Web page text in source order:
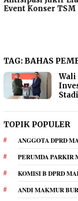
Event Konser TSM
TAG: BAHAS
TOPIK POPULER
ANGGOTA DPRD
PERUMDA PARKIR
KOMISI B DPRD
ANDI MAKMUR